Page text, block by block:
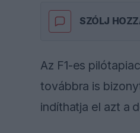
SZÓLJ
Az F1-es
továbbra is
indíthatja el azt a